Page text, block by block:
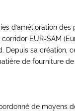
d’amélioration
EUR-SAM
Depuis sa création,
de fourniture
de moyens